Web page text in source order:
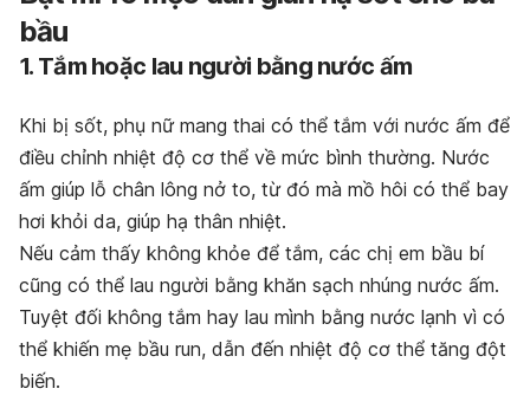
bầu
1. Tắm hoặc lau người bằng nước ấm
Khi bị sốt, phụ nữ mang thai có thể tắm với nước ấm để
điều chỉnh nhiệt độ cơ thể về mức bình thường. Nước
ấm giúp lỗ chân lông nở to, từ đó mà mồ hôi có thể bay
hơi khỏi da, giúp hạ thân nhiệt.
Nếu cảm thấy không khỏe để tắm, các chị em bầu bí
cũng có thể lau người bằng khăn sạch nhúng nước ấm.
Tuyệt đối không tắm hay lau mình bằng nước lạnh vì có
thể khiến mẹ bầu run, dẫn đến nhiệt độ cơ thể tăng đột
biến.